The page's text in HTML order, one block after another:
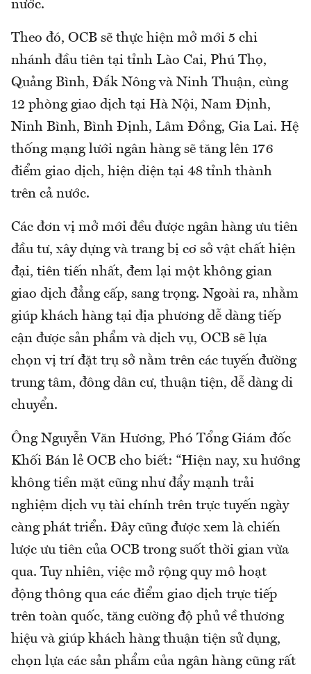
nước.
Theo đó, OCB sẽ thực hiện mở mới 5 chi
nhánh đầu tiên tại tỉnh Lào Cai, Phú Thọ,
Quảng Bình, Đắk Nông và Ninh Thuận, cùng
12 phòng giao dịch tại Hà Nội, Nam Định,
Ninh Bình, Bình Định, Lâm Đồng, Gia Lai. Hệ
thống mạng lưới ngân hàng sẽ tăng lên 176
điểm giao dịch, hiện diện tại 48 tỉnh thành
trên cả nước.
Các đơn vị mở mới đều được ngân hàng ưu tiên
đầu tư, xây dựng và trang bị cơ sở vật chất hiện
đại, tiên tiến nhất, đem lại một không gian
giao dịch đẳng cấp, sang trọng. Ngoài ra, nhằm
giúp khách hàng tại địa phương dễ dàng tiếp
cận được sản phẩm và dịch vụ, OCB sẽ lựa
chọn vị trí đặt trụ sở nằm trên các tuyến đường
trung tâm, đông dân cư, thuận tiện, dễ dàng di
chuyển.
Ông Nguyễn Văn Hương, Phó Tổng Giám đốc
Khối Bán lẻ OCB cho biết: “Hiện nay, xu hướng
không tiền mặt cũng như đẩy mạnh trải
nghiệm dịch vụ tài chính trên trực tuyến ngày
càng phát triển. Đây cũng được xem là chiến
lược ưu tiên của OCB trong suốt thời gian vừa
qua. Tuy nhiên, việc mở rộng quy mô hoạt
động thông qua các điểm giao dịch trực tiếp
trên toàn quốc, tăng cường độ phủ về thương
hiệu và giúp khách hàng thuận tiện sử dụng,
chọn lựa các sản phẩm của ngân hàng cũng rất